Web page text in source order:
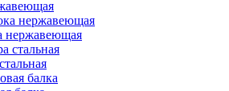
нержавеющая